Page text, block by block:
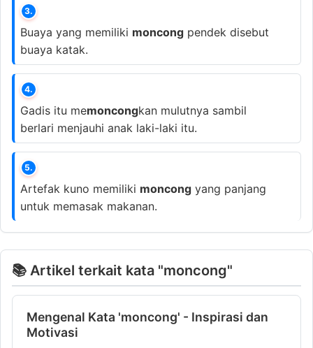
3.
Buaya yang memiliki moncong pendek disebut
buaya katak.
4.
Gadis itu memoncongkan mulutnya sambil
berlari menjauhi anak laki-laki itu.
5.
Artefak kuno memiliki moncong yang panjang
untuk memasak makanan.
📚 Artikel terkait kata "moncong"
Mengenal Kata 'moncong' - Inspirasi dan
Motivasi